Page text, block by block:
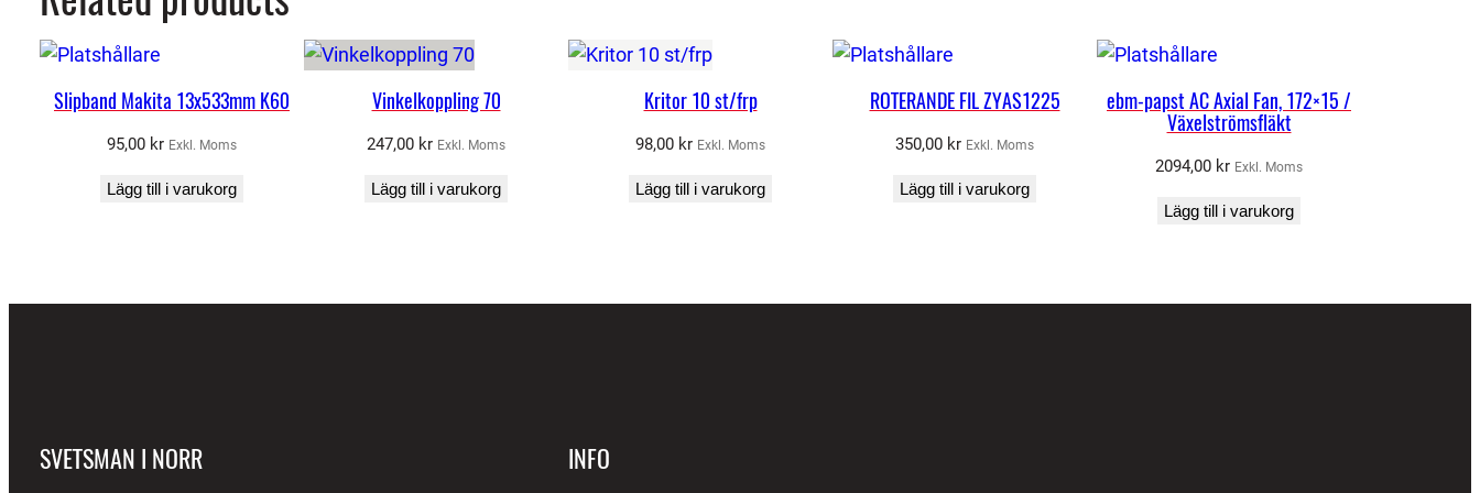
A
Slipband Makita 13x533mm K60
95,00 kr Exkl. Moms
Lägg till i varukorg
Vinkelkoppling 70
247,00 kr Exkl. Moms
Lägg till i varukorg
Kritor 10 st/frp
98,00 kr Exkl. Moms
Lägg till i varukorg
ROTERANDE FIL ZYAS1225
350,00 kr Exkl. Moms
Lägg till i varukorg
ebm-papst AC Axial Fan, 172×15 /
Växelströmsfläkt
2094,00 kr Exkl. Moms
Lägg till i varukorg
SVETSMAN I NORR INFO